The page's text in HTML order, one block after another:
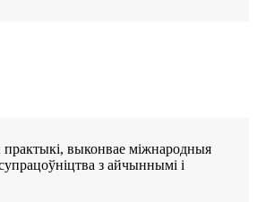
выконвае міжнародныя
з айчыннымі і